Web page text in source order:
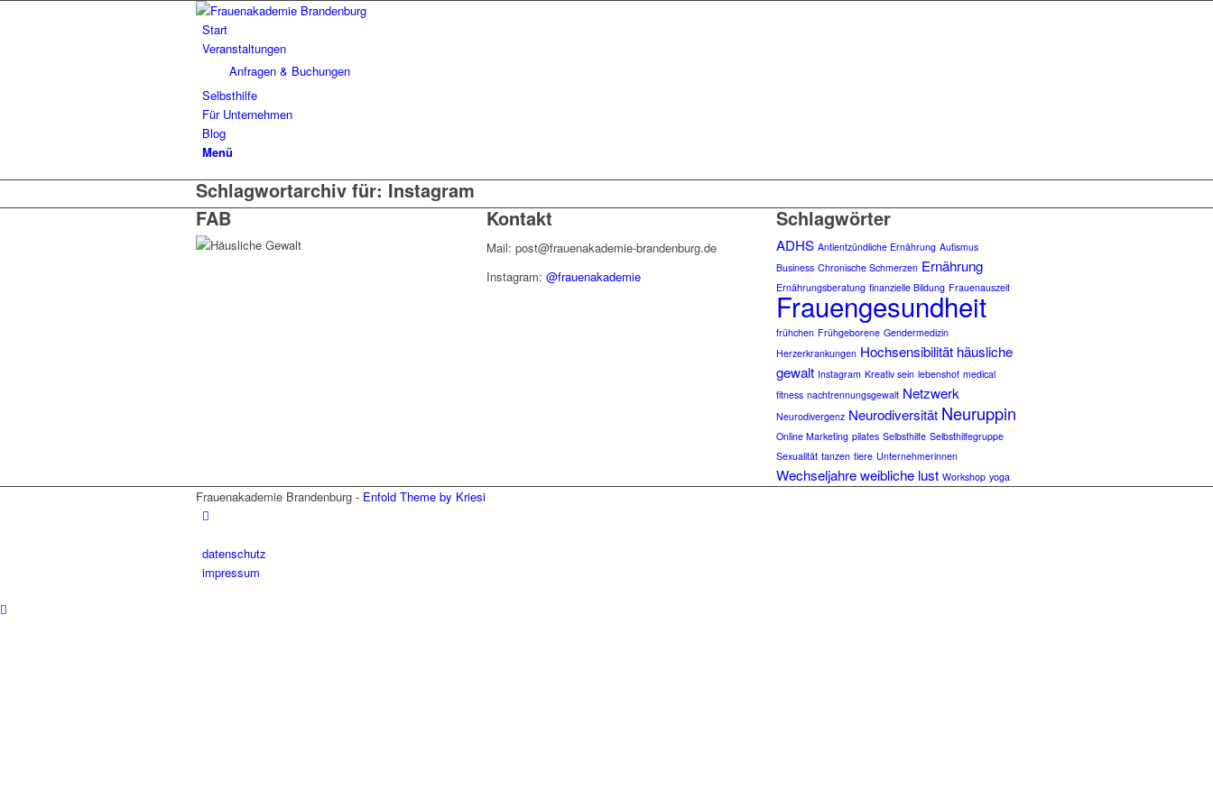
Start
Veranstaltungen
Anfragen & Buchungen
Selbsthilfe
Für Unternehmen
Blog
Menü
Schlagwortarchiv für: Instagram
FAB
Kontakt
Mail: post@frauenakademie-brandenburg.de
Instagram: @frauenakademie
Schlagwörter
ADHS Antientzündliche Ernährung Autismus
Business Chronische Schmerzen Ernährung
Ernährungsberatung finanzielle Bildung Frauenauszeit
Frauengesundheit
frühchen Frühgeborene Gendermedizin
Herzerkrankungen Hochsensibilität häusliche
gewalt Instagram Kreativ sein lebenshof medical
fitness nachtrennungsgewalt Netzwerk
Neurodivergenz Neurodiversität Neuruppin
Online Marketing pilates Selbsthilfe Selbsthilfegruppe
Sexualität tanzen tiere Unternehmerinnen
Wechseljahreweibliche lust Workshop yoga
Frauenakademie Brandenburg - Enfold Theme by Kriesi
datenschutz
impressum